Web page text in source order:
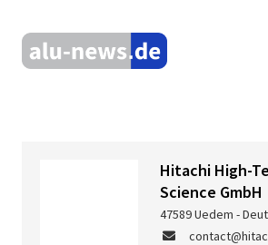
Hitachi High-
Science GmbH
47589 Uedem -